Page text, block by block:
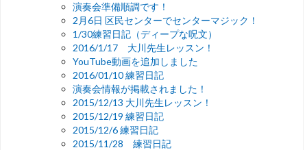
演奏会準備順調です！
2月6日 区民センターでセンターマジック！
1/30練習日記（ディープな呪文）
2016/1/17 大川先生レッスン！
YouTube動画を追加しました
2016/01/10 練習日記
演奏会情報が掲載されました！
2015/12/13 大川先生レッスン！
2015/12/19 練習日記
2015/12/6 練習日記
2015/11/28 練習日記